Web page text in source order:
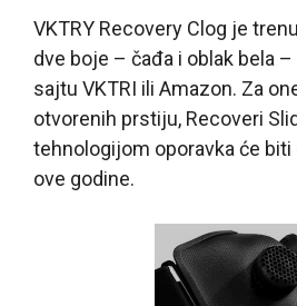
VKTRY Recovery Clog je
dve boje – čađa i oblak bela
sajtu VKTRI ili Amazon. Za
otvorenih prstiju, Recoveri
tehnologijom oporavka će
ove godine.